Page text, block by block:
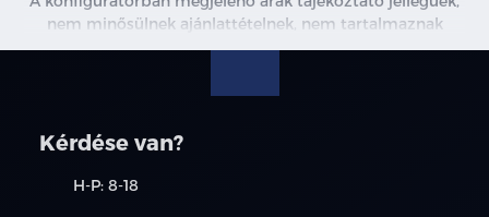
nem minősülnek ajánlattételnek, nem tartalmaznak
kedvezményeket. A képek csak illusztrációk. További
kapcsolatot.
Kérdése van?
H-P: 8-18